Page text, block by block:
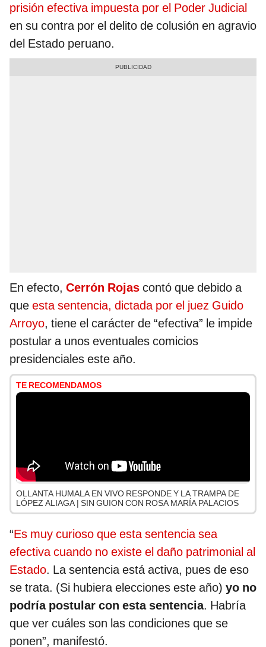
prisión efectiva impuesta por el Poder Judicial
en su contra por el delito de colusión en agravio
del Estado peruano.
En efecto, Cerrón Rojas contó que debido a
que esta sentencia, dictada por el juez Guido
Arroyo, tiene el carácter de “efectiva” le impide
postular a unos eventuales comicios
presidenciales este año.
TE RECOMENDAMOS
OLLANTA HUMALA EN VIVO RESPONDE Y LA TRAMPA DE
LÓPEZ ALIAGA | SIN GUION CON ROSA MARÍA PALACIOS
“Es muy curioso que esta sentencia sea
efectiva cuando no existe el daño patrimonial al
Estado. La sentencia está activa, pues de eso
se trata. (Si hubiera elecciones este año) yo no
podría postular con esta sentencia. Habría
que ver cuáles son las condiciones que se
ponen”, manifestó.